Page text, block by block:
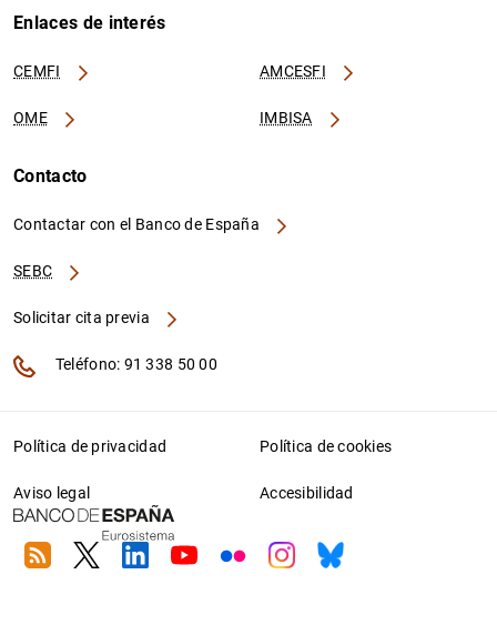
Enlaces de interés
CEMFI AMCESFI
OME IMBISA
Contacto
Contactar con el Banco de España
SEBC
Solicitar cita previa
Teléfono: 91 338 50 00
Política de privacidad Política de cookies
Aviso legal Accesibilidad
RSS TwitterLinkedin
YoutubeFlickrInstagram
Bluesky